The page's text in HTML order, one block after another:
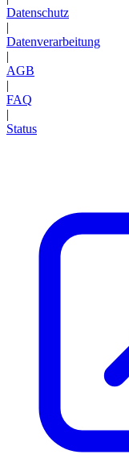
Datenschutz
|
Datenverarbeitung
|
AGB
|
FAQ
|
Status